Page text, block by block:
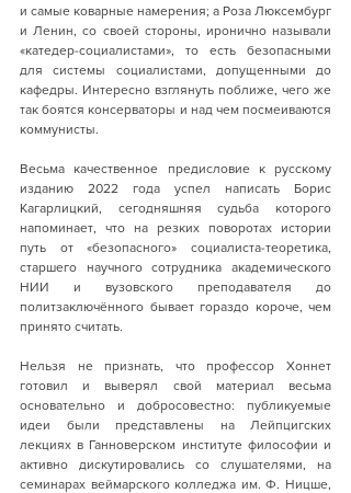
и самые коварные намерения; а Роза Люксембург
и Ленин, со своей стороны, иронично называли
«катедер-социалистами», то есть безопасными
для системы социалистами, допущенными до
кафедры. Интересно взглянуть поближе, чего же
так боятся консерваторы и над чем посмеиваются
коммунисты.
Весьма качественное предисловие к русскому
изданию 2022 года успел написать Борис
Кагарлицкий, сегодняшняя судьба которого
напоминает, что на резких поворотах истории
путь от «безопасного» социалиста-теоретика,
старшего научного сотрудника академического
НИИ и вузовского преподавателя до
политзаключённого бывает гораздо короче, чем
принято считать.
Нельзя не признать, что профессор Хоннет
готовил и выверял свой материал весьма
основательно и добросовестно: публикуемые
идеи были представлены на Лейпцигских
лекциях в Ганноверском институте философии и
активно дискутировались со слушателями, на
семинарах веймарского колледжа им. Ф. Ницше,